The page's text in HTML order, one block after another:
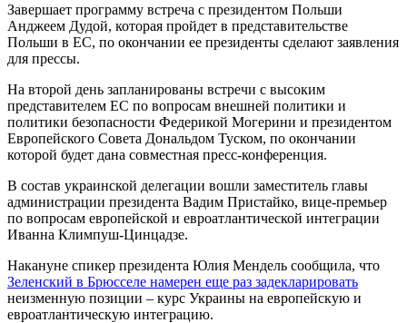
Завершает программу встреча с президентом Польши
Анджеем Дудой, которая пройдет в представительстве
Польши в ЕС, по окончании ее президенты сделают заявления
для прессы.
На второй день запланированы встречи с высоким
представителем ЕС по вопросам внешней политики и
политики безопасности Федерикой Могерини и президентом
Европейского Совета Дональдом Туском, по окончании
которой будет дана совместная пресс-конференция.
В состав украинской делегации вошли заместитель главы
администрации президента Вадим Пристайко, вице-премьер
по вопросам европейской и евроатлантической интеграции
Иванна Климпуш-Цинцадзе.
Накануне спикер президента Юлия Мендель сообщила, что
Зеленский в Брюсселе намерен еще раз задекларировать
неизменную позиции – курс Украины на европейскую и
евроатлантическую интеграцию.